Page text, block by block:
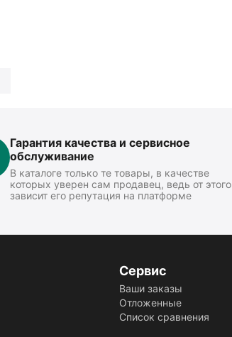
Гарантия качества и сервисное
обслуживание
В каталоге только те товары, в качестве
которых уверен сам продавец, ведь от этого
зависит его репутация на платформе
Сервис
Ваши заказы
Отложенные
Список сравнения